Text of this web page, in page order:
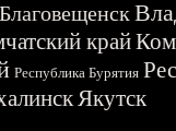
Благовещенск
край
Республика Бурятия
Якутск